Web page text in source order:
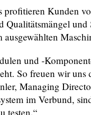
profitieren Kunden
Qualitätsmängel
ausgewählten
und -
So freuen wir
Managing
im Verbund,
testen.“